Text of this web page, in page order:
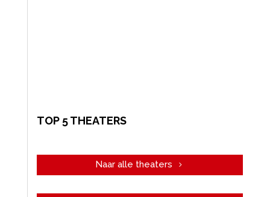
TOP 5 THEATERS
Naar alle theaters